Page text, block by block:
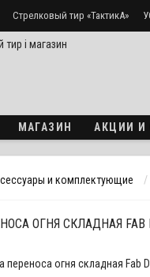
Стрелковый тир «ТактикА»
безопасности
МАГАЗИН АКЦИИ И
и комплектующие
ОГНЯ СКЛАДНАЯ FAB